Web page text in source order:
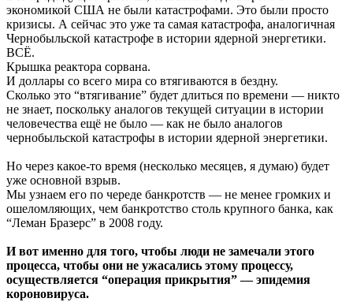
экономикой США не были катастрофами. Это были просто
кризисы. А сейчас это уже та самая катастрофа, аналогичная
Чернобыльской катастрофе в истории ядерной энергетики.
ВСЁ.
Крышка реактора сорвана.
И доллары со всего мира со втягиваются в бездну.
Сколько это “втягивание” будет длиться по времени — никто
не знает, поскольку аналогов текущей ситуации в истории
человечества ещё не было — как не было аналогов
чернобыльской катастрофы в истории ядерной энергетики.
Но через какое-то время (несколько месяцев, я думаю) будет
уже основной взрыв.
Мы узнаем его по череде банкротств — не менее громких и
ошеломляющих, чем банкротство столь крупного банка, как
“Леман Бразерс” в 2008 году.
И вот именно для того, чтобы люди не замечали этого
процесса, чтобы они не ужасались этому процессу,
осуществляется “операция прикрытия” — эпидемия
короновируса.